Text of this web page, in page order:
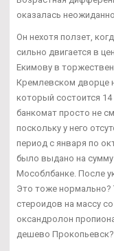
оказалась
Он нехотя ползет,
сильно двигается в
Екимову в
Кремлевском дворце
который состоится
банкомат просто не
поскольку у него
период с января по
было выдано на сумму
Мособлбанке. После
Это тоже нормально?
стероидов на массу
оксандролон
дешево Прокопьевск?